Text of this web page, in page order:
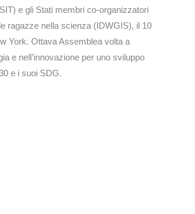
e gli Stati membri co-organizzatori
ragazze nella scienza (IDWGIS), il 10
York. Ottava Assemblea volta a
e nell’innovazione per uno sviluppo
e i suoi SDG.